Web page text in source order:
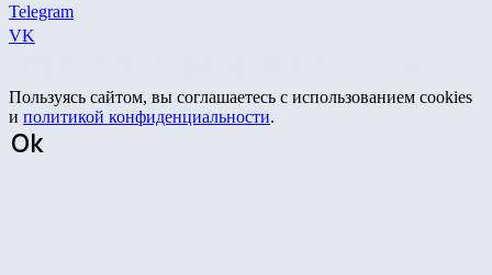
Telegram
VK
Пользуясь сайтом, вы соглашаетесь с использованием cookies
и политикой конфиденциальности.
Ok